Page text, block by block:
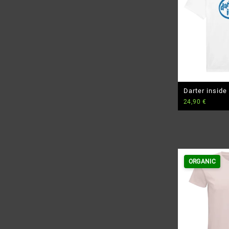
Darter inside
Shirt
24,90€
ORGANIC